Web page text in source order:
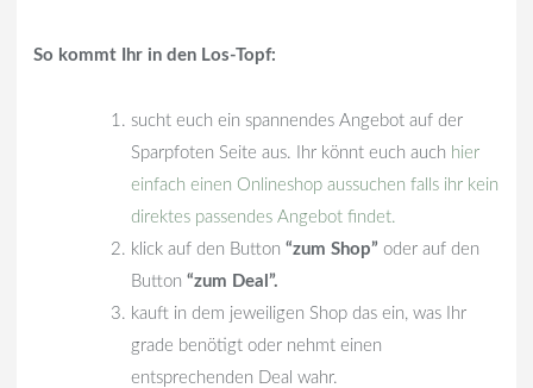
So kommt Ihr in den Los-Topf:
sucht euch ein spannendes Angebot auf der
Sparpfoten Seite aus. Ihr könnt euch auch hier
einfach einen Onlineshop aussuchen falls ihr kein
direktes passendes Angebot findet.
klick auf den Button “zum Shop” oder auf den
Button “zum Deal”.
kauft in dem jeweiligen Shop das ein, was Ihr
grade benötigt oder nehmt einen
entsprechenden Deal wahr.